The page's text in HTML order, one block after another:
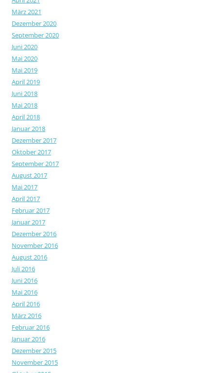
März 2021
Dezember 2020
September 2020
Juni 2020
Mai 2020
Mai 2019
April 2019
Juni 2018
Mai 2018
April 2018
Januar 2018
Dezember 2017
Oktober 2017
September 2017
August 2017
Mai 2017
April 2017
Februar 2017
Januar 2017
Dezember 2016
November 2016
August 2016
Juli 2016
Juni 2016
Mai 2016
April 2016
März 2016
Februar 2016
Januar 2016
Dezember 2015
November 2015